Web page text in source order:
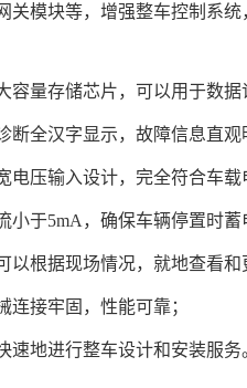
关模块等，增强整车控制系统
容量存储芯片，可以用于数据
断全汉字显示，故障信息直观
电压输入设计，完全符合车载
小于5mA，确保车辆停置时蓄
以根据现场情况，就地查看和
连接牢固，性能可靠；
速地进行整车设计和安装服务